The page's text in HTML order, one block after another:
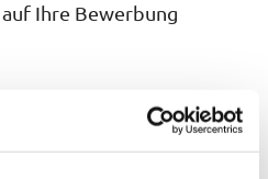
Ihre Bewerbung